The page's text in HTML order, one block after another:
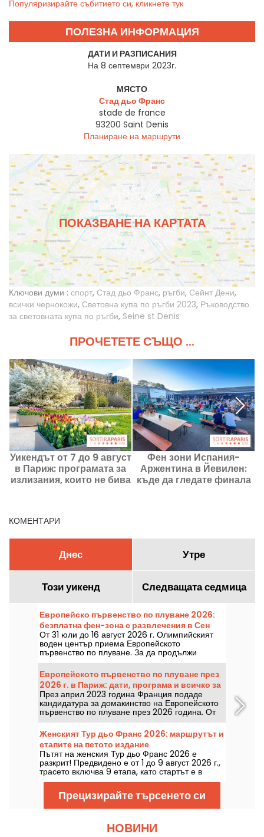
Популяризирайте събитието си, кликнете тук
ПОЛЕЗНА ИНФОРМАЦИЯ
ДАТИ И РАЗПИСАНИЯ
На 8 септември 2023г.
МЯСТО
Стад дьо Франс
stade de france
93200 Saint Denis
Планиране на маршрути
ПОКАЗВАНЕ НА КАРТАТА
Ключови думи : спорт, Стад дьо Франс, ръгби, Сейнт Дени,
всички чернокожи, Световна купа по ръгби 2023, Ръководство
за световната купа по ръгби, Seine st Denis
ПРОЧЕТЕТЕ СЪЩО ...
Уикендът от 7 до 9 август
в Париж: програмата за
излизания, които не бива
Фен зони Испания-
Аржентина в Йевилен:
къде да гледате финала
КОМЕНТАРИ
Днес Утре
Този уикенд Следващата седмица
Европейско първенство по плуване 2026:
безплатна фен-зона с развлечения в Сен
Денис
От 31 юли до 16 август 2026 г. Олимпийският
воден център приема Европейското
първенство по плуване. За да продължи
празникът отвъд басейните, там се открива
безплатна фан зона с забавления за всички,
сесии за автографи, фудтракове и зона за
отдих в програмата.
Европейското първенство по плуване през
2026 г. в Париж: дати, програма и всичко за
надпреварата
През април 2023 година Франция подаде
кандидатура за домакинство на Европейското
първенство по плуване през 2026 година. От
31 юли до 16 август Олимпийският воден
център ви очаква да подкрепите нашите
плувци. Ето всичко, което трябва да знаете за
надпреварата и дисциплините!
Женският Тур дьо Франс 2026: маршрутът и
етапите на петото издание
Пътят на женския Тур дьо Франс 2026 е
разкрит! Предвидено е от 1 до 9 август 2026 г.,
трасето включва 9 етапа, като стартът е в
Швейцария и финалът в Ница. Разберете
какво ни очаква тази година.
Прецизирайте търсенето си
НОВИНИ